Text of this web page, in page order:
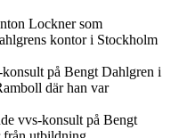
Lockner som
kontor i Stockholm
på Bengt Dahlgren i
där han var
vvs-konsult på Bengt